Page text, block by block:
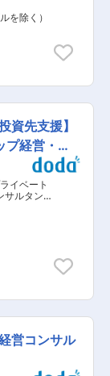
を除く）
資先支援】
経営・採
イベート
サルタント
営コンサル